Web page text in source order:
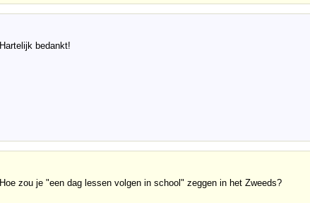
Hartelijk bedankt!
Hoe zou je "een dag lessen volgen in school" zeggen in het Zweeds?